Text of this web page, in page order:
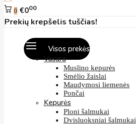
0 €000
Prekių krepšelis tuščias!
Visos prekės
Vasara
Muslino kepurės
Smėlio žaislai
Maudymosi liemenės
Pončai
Kepurės
Ploni šalmukai
Dvisluoksniai šalmukai